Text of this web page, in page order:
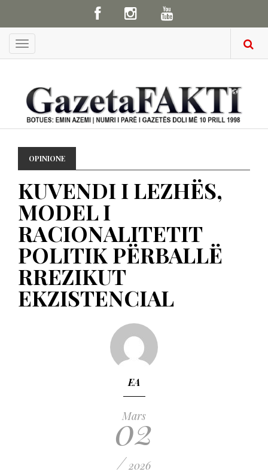
Menu
OPINIONE
KUVENDI I LEZHËS,
MODEL I
RACIONALITETIT
POLITIK PËRBALLË
RREZIKUT
EKZISTENCIAL
EA
Mars
02
/ 2026